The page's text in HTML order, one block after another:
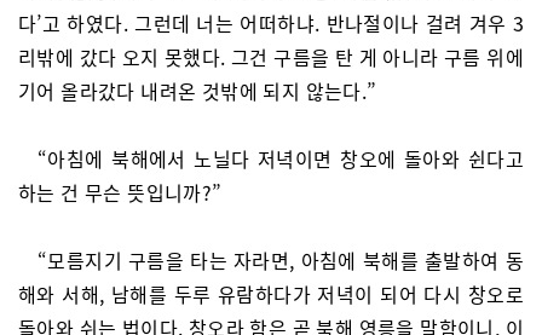
다’고 하였다. 그런데 너는 어떠하냐. 반나절이나 걸려 겨우 3
리밖에 갔다 오지 못했다. 그건 구름을 탄 게 아니라 구름 위에
기어 올라갔다 내려온 것밖에 되지 않는다.”
“아침에 북해에서 노닐다 저녁이면 창오에 돌아와 쉰다고
하는 건 무슨 뜻입니까?”
“모름지기 구름을 타는 자라면, 아침에 북해를 출발하여 동
해와 서해, 남해를 두루 유람하다가 저녁이 되어 다시 창오로
돌아와 쉬는 법이다. 창오라 함은 곧 북해 영릉을 말함이니, 이